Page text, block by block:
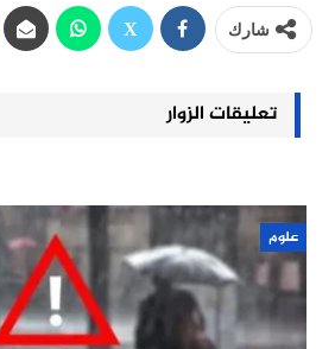
شارك
تعليقات الزوار
علوم